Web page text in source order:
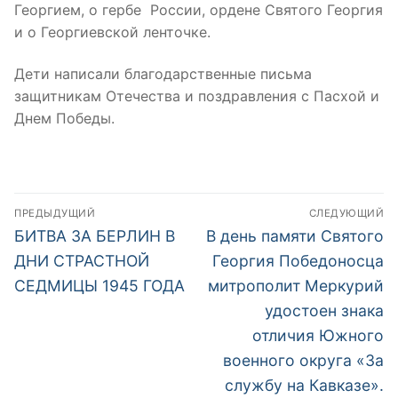
Георгием, о гербе России, ордене Святого Георгия
и о Георгиевской ленточке.
Дети написали благодарственные письма
защитникам Отечества и поздравления с Пасхой и
Днем Победы.
Навигация
по
записям
ПРЕДЫДУЩИЙ
Предыдущая
запись:
БИТВА ЗА БЕРЛИН В
ДНИ СТРАСТНОЙ
СЕДМИЦЫ 1945 ГОДА
СЛЕДУЮЩИЙ
Следующая
запись:
В день памяти Святого
Георгия Победоносца
митрополит Меркурий
удостоен знака
отличия Южного
военного округа «За
службу на Кавказе».